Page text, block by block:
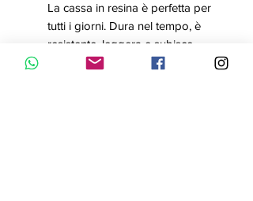
La cassa in resina è perfetta per
tutti i giorni. Dura nel tempo, è
resistente, leggera e subisce
meno gli sbalzi di temperatura.